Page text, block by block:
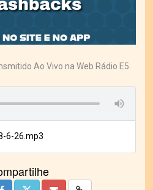
Ao Vivo na Web Rádio E5.
6-26.mp3